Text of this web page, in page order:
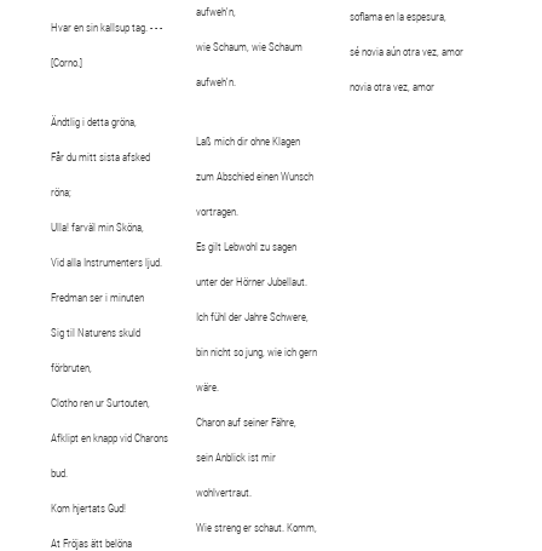
Hvar en sin kallsup tag. - - -
[Corno.]
Ändtlig i detta gröna,
Får du mitt sista afsked
röna;
Ulla! farväl min Sköna,
Vid alla Instrumenters ljud.
Fredman ser i minuten
Sig til Naturens skuld
förbruten,
Clotho ren ur Surtouten,
Afklipt en knapp vid Charons
bud.
Kom hjertats Gud!
At Fröjas ätt belöna
aufweh'n,
wie Schaum, wie Schaum
aufweh'n.
Laß mich dir ohne Klagen
zum Abschied einen Wunsch
vortragen.
Es gilt Lebwohl zu sagen
unter der Hörner Jubellaut.
Ich fühl der Jahre Schwere,
bin nicht so jung, wie ich gern
wäre.
Charon auf seiner Fähre,
sein Anblick ist mir
wohlvertraut.
Wie streng er schaut. Komm,
soflama en la espesura,
sé novia aún otra vez, amor
novia otra vez, amor